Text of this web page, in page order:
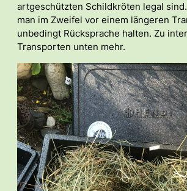
artgeschützten Schildkröten legal
man im Zweifel vor einem längeren
unbedingt Rücksprache halten. Zu
Transporten unten mehr.